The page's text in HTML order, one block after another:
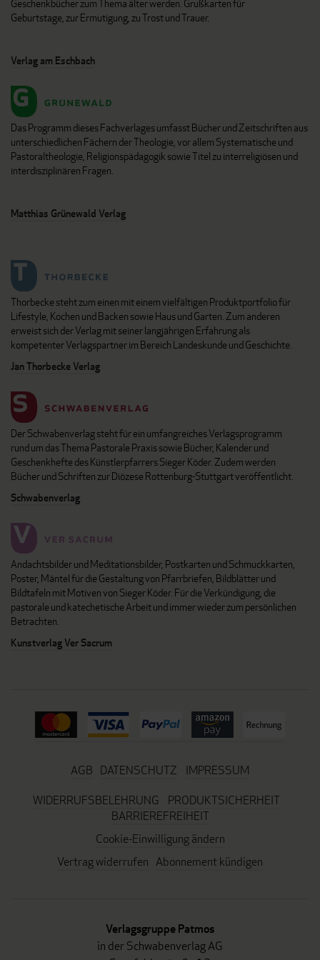
Geschenkbücher zum Thema älter werden. Grußkarten für
Geburtstage, zur Ermutigung, zu Trost und Trauer.
Verlag am Eschbach
Das Programm dieses Fachverlages umfasst Bücher und Zeitschriften aus
unterschiedlichen Fächern der Theologie, vor allem Systematische und
Pastoraltheologie, Religionspädagogik sowie Titel zu interreligiösen und
interdisziplinären Fragen.
Matthias Grünewald Verlag
Thorbecke steht zum einen mit einem vielfältigen Produktportfolio für
Lifestyle, Kochen und Backen sowie Haus und Garten. Zum anderen
erweist sich der Verlag mit seiner langjährigen Erfahrung als
kompetenter Verlagspartner im Bereich Landeskunde und Geschichte.
Jan Thorbecke Verlag
Der Schwabenverlag steht für ein umfangreiches Verlagsprogramm
rund um das Thema Pastorale Praxis sowie Bücher, Kalender und
Geschenkhefte des Künstlerpfarrers Sieger Köder. Zudem werden
Bücher und Schriften zur Diözese Rottenburg-Stuttgart veröffentlicht.
Schwabenverlag
Andachtsbilder und Meditationsbilder, Postkarten und Schmuckkarten,
Poster, Mäntel für die Gestaltung von Pfarrbriefen, Bildblätter und
Bildtafeln mit Motiven von Sieger Köder. Für die Verkündigung, die
pastorale und katechetische Arbeit und immer wieder zum persönlichen
Betrachten.
Kunstverlag Ver Sacrum
AGB DATENSCHUTZ
IMPRESSUM
WIDERRUFSBELEHRUNG
PRODUKTSICHERHEIT
BARRIEREFREIHEIT
Cookie-Einwilligung ändern
Vertrag widerrufen Abonnement kündigen
Verlagsgruppe Patmos
in der Schwabenverlag AG